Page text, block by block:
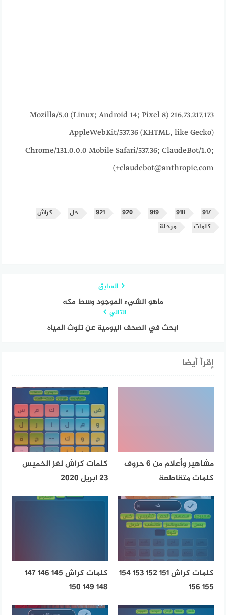
216.73.217.173 Mozilla/5.0 (Linux; Android 14; Pixel 8)
AppleWebKit/537.36 (KHTML, like Gecko)
Chrome/131.0.0.0 Mobile Safari/537.36; ClaudeBot/1.0;
+claudebot@anthropic.com)
٩١٧ ٩١٨ ٩١٩ ٩٢٠ ٩٢١ حل
كراش
كلمات
مرحلة
السابق
ماهو الشيء الموجود وسط مكه
التالي
ابحث في الصحف اليومية عن تلوث المياه
إقرأ أيضا
مشاهير وأعلام من 6 حروف
كلمات متقاطعة
كلمات كراش لغز الخميس
23 ابريل 2020
كلمات كراش 151 152 153 154
155 156
كلمات كراش 145 146 147
148 149 150